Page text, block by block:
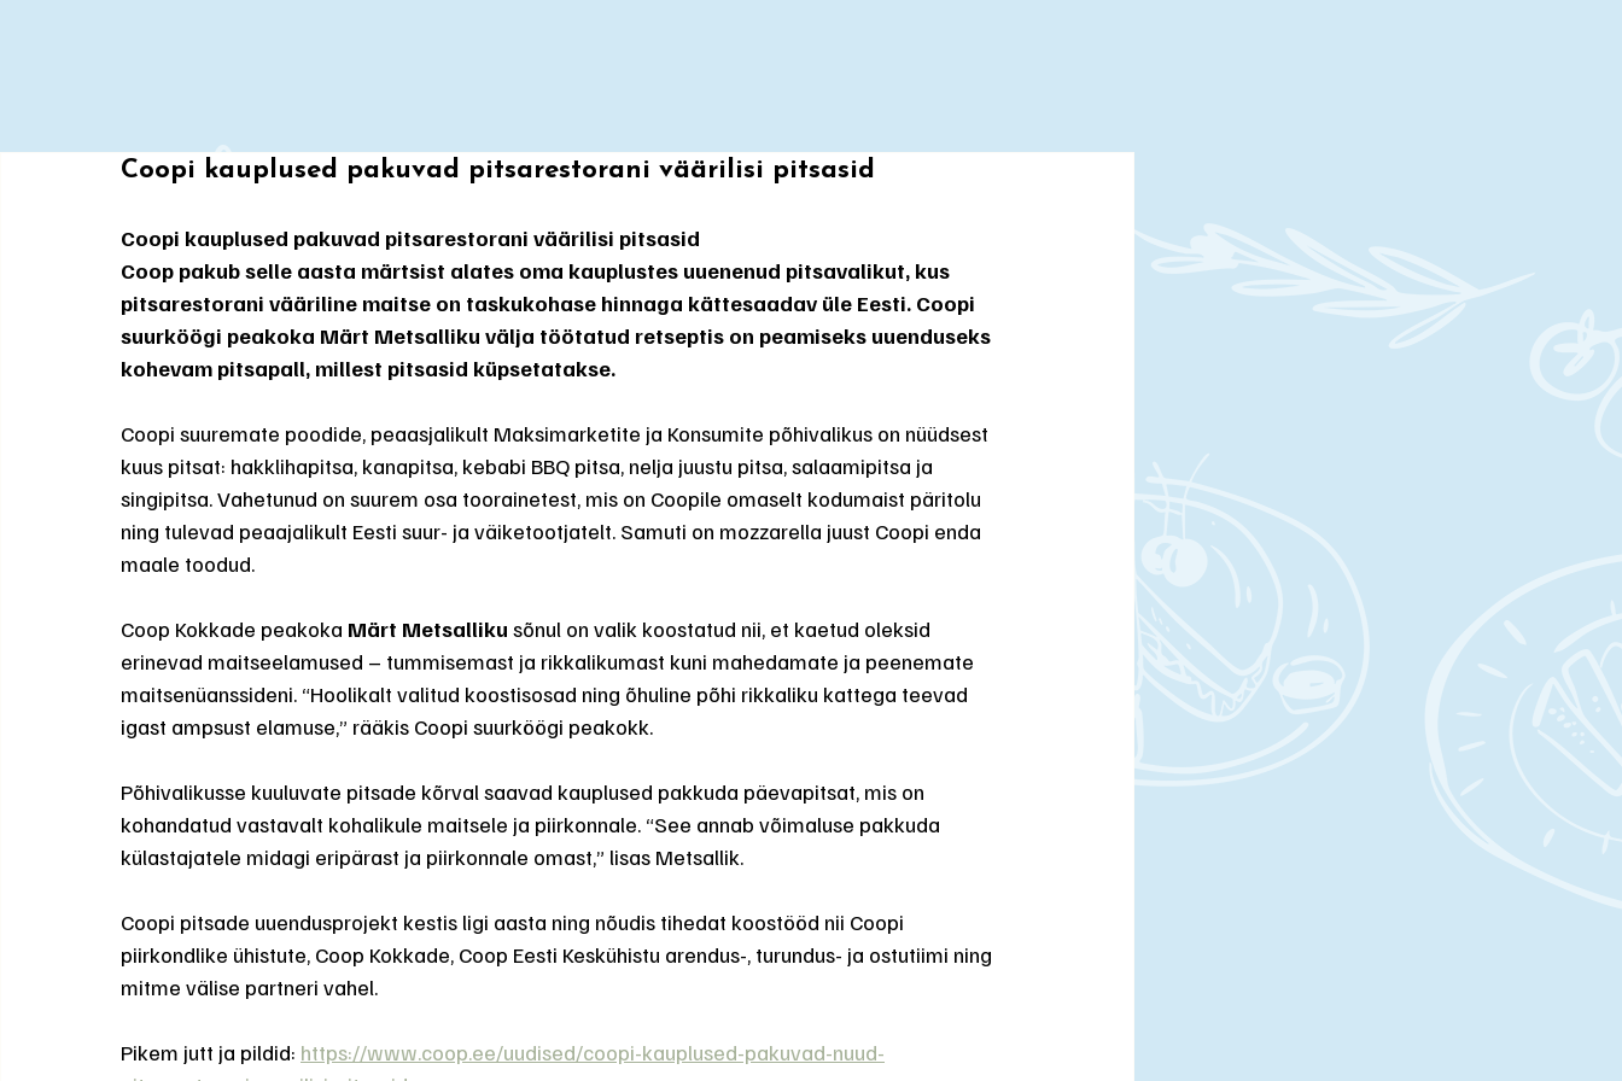
Coopi kauplused pakuvad pitsarestorani väärilisi pitsasid
Coopi kauplused pakuvad pitsarestorani väärilisi pitsasid
Coop pakub selle aasta märtsist alates oma kauplustes uuenenud pitsavalikut, kus
pitsarestorani vääriline maitse on taskukohase hinnaga kättesaadav üle Eesti. Coopi
suurköögi peakoka Märt Metsalliku välja töötatud retseptis on peamiseks uuenduseks
kohevam pitsapall, millest pitsasid küpsetatakse.
Coopi suuremate poodide, peaasjalikult Maksimarketite ja Konsumite põhivalikus on nüüdsest
kuus pitsat: hakklihapitsa, kanapitsa, kebabi BBQ pitsa, nelja juustu pitsa, salaamipitsa ja
singipitsa. Vahetunud on suurem osa toorainetest, mis on Coopile omaselt kodumaist päritolu
ning tulevad peaajalikult Eesti suur- ja väiketootjatelt. Samuti on mozzarella juust Coopi enda
maale toodud.
Coop Kokkade peakoka Märt Metsalliku sõnul on valik koostatud nii, et kaetud oleksid
erinevad maitseelamused – tummisemast ja rikkalikumast kuni mahedamate ja peenemate
maitsenüanssideni. “Hoolikalt valitud koostisosad ning õhuline põhi rikkaliku kattega teevad
igast ampsust elamuse,” rääkis Coopi suurköögi peakokk.
Põhivalikusse kuuluvate pitsade kõrval saavad kauplused pakkuda päevapitsat, mis on
kohandatud vastavalt kohalikule maitsele ja piirkonnale. “See annab võimaluse pakkuda
külastajatele midagi eripärast ja piirkonnale omast,” lisas Metsallik.
Coopi pitsade uuendusprojekt kestis ligi aasta ning nõudis tihedat koostööd nii Coopi
piirkondlike ühistute, Coop Kokkade, Coop Eesti Keskühistu arendus-, turundus- ja ostutiimi ning
mitme välise partneri vahel.
Pikem jutt ja pildid: https://www.coop.ee/uudised/coopi-kauplused-pakuvad-nuud-